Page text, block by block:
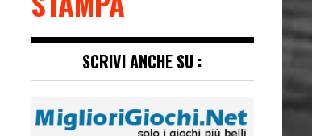
SCRIVI ANCHE SU :